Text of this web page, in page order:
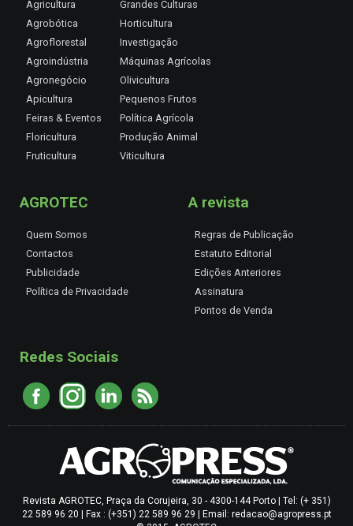
Agricultura
Agrobótica
Agroflorestal
Agroindústria
Agronegócio
Apicultura
Feiras & Eventos
Floricultura
Fruticultura
Grandes Culturas
Horticultura
Investigação
Máquinas Agrícolas
Olivicultura
Pequenos Frutos
Política Agrícola
Produção Animal
Viticultura
AGROTEC
Quem Somos
Contactos
Publicidade
Política de Privacidade
A revista
Regras de Publicação
Estatuto Editorial
Edições Anteriores
Assinatura
Pontos de Venda
Redes Sociais
Revista AGROTEC, Praça da Corujeira, 30 - 4300-144 Porto | Tel: (+ 351)
22 589 96 20 | Fax : (+351) 22 589 96 29 | Email: redacao@agropress.pt